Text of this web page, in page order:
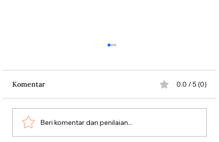
Dari Srebrenica ke Palestina
Komentar 0.0 / 5 (0)
Beri komentar dan penilaian...